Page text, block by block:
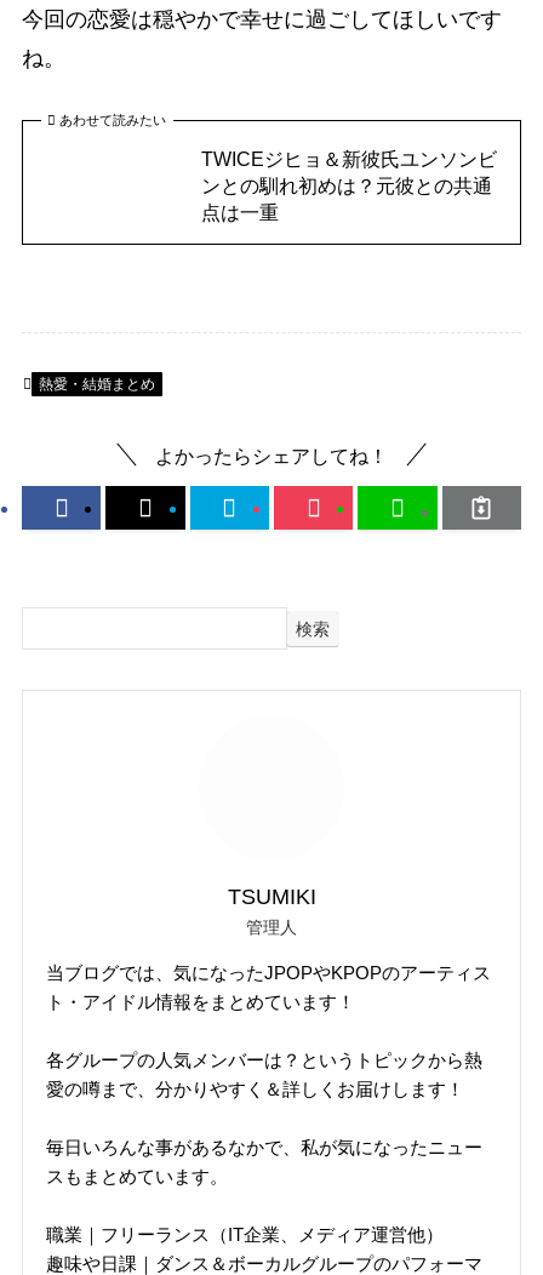
今回の恋愛は穏やかで幸せに過ごしてほしいです
ね。
あわせて読みたい
TWICEジヒョ＆新彼氏ユンソンビ
ンとの馴れ初めは？元彼との共通
点は一重
熱愛・結婚まとめ
よかったらシェアしてね！
検索
TSUMIKI
管理人
当ブログでは、気になったJPOPやKPOPのアーティス
ト・アイドル情報をまとめています！
各グループの人気メンバーは？というトピックから熱
愛の噂まで、分かりやすく＆詳しくお届けします！
毎日いろんな事があるなかで、私が気になったニュー
スもまとめています。
職業｜フリーランス（IT企業、メディア運営他）
趣味や日課｜ダンス＆ボーカルグループのパフォーマ